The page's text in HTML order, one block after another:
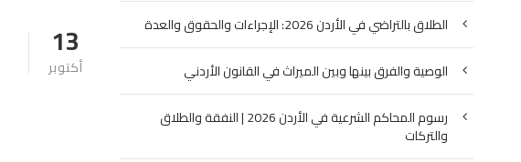
13
أكتوبر
الطلاق بالتراضي في الأردن 2026: الإجراءات والحقوق والعدة
الوصية والفرق بينها وبين الميراث في القانون الأردني
رسوم المحاكم الشرعية في الأردن 2026 | النفقة والطلاق
والتركات